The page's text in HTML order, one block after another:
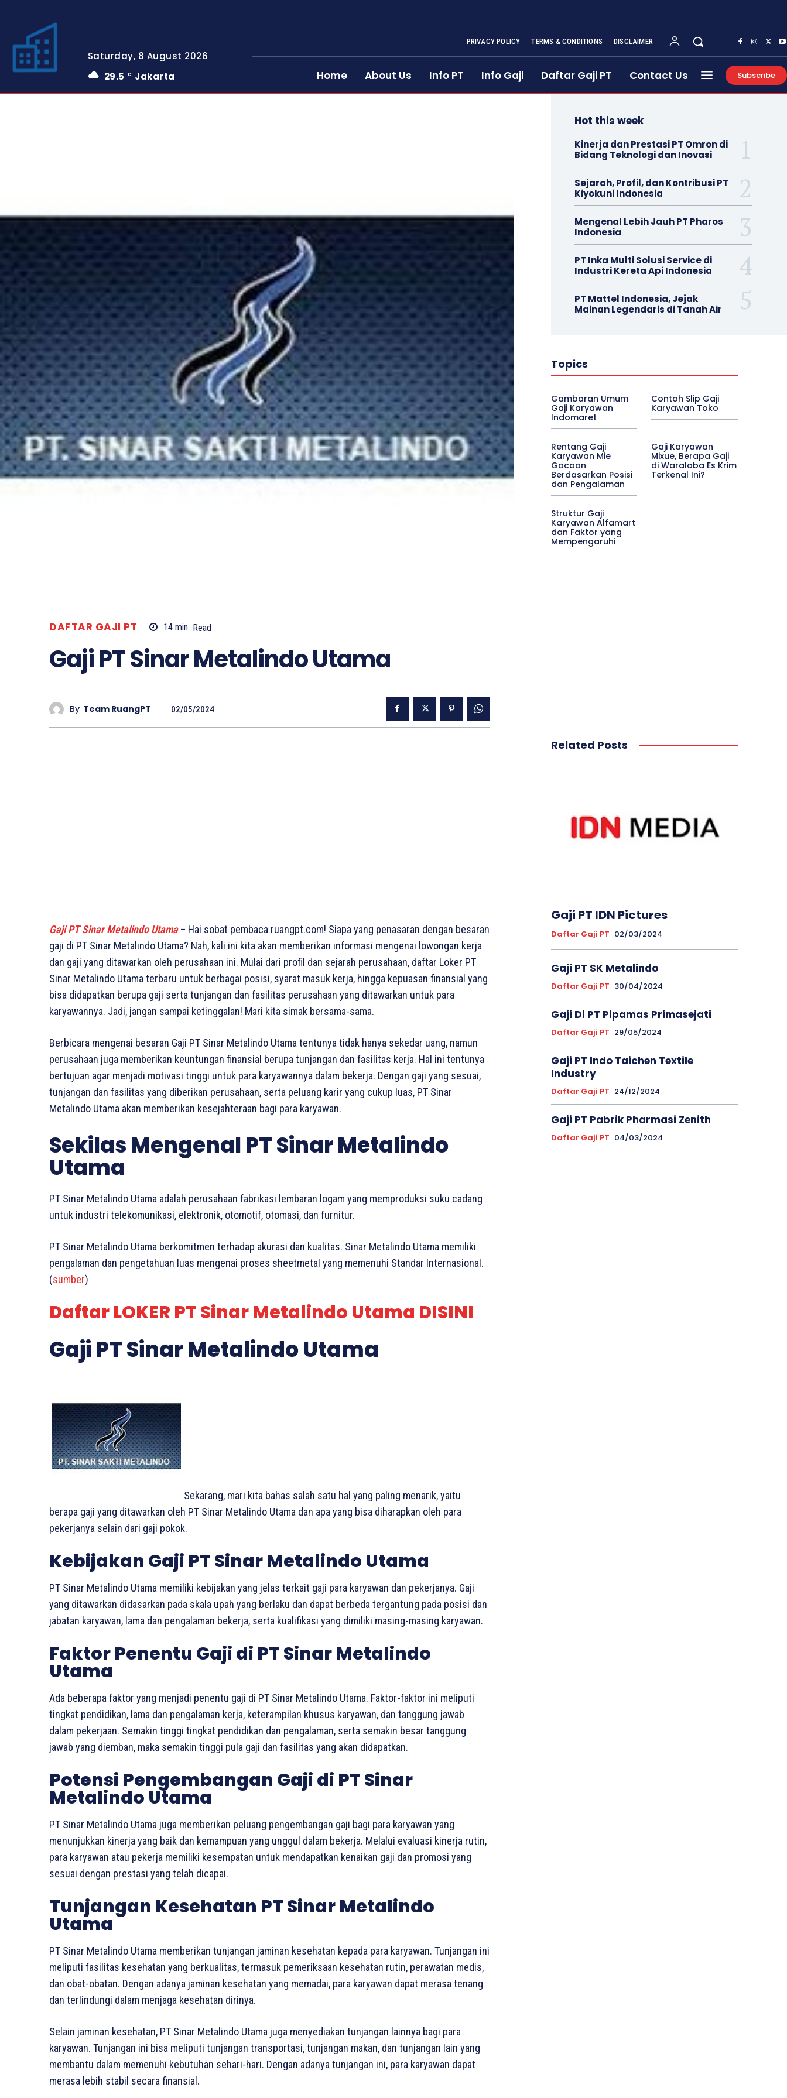
Saturday, 8 August 2026
29.5
C Jakarta
PRIVACY POLICY TERMS & CONDITIONS DISCLAIMER
Home About Us Info PT Info Gaji Daftar Gaji PT Contact Us Subscribe
DAFTAR GAJI PT 14 min. Read
Gaji PT Sinar Metalindo Utama
By Team RuangPT 02/05/2024
Gaji PT Sinar Metalindo Utama– Hai sobat pembaca ruangpt.com! Siapa yang penasaran dengan besaran
gaji di PT Sinar Metalindo Utama? Nah, kali ini kita akan memberikan informasi mengenai lowongan kerja
dan gaji yang ditawarkan oleh perusahaan ini. Mulai dari profil dan sejarah perusahaan, daftar Loker PT
Sinar Metalindo Utama terbaru untuk berbagai posisi, syarat masuk kerja, hingga kepuasan finansial yang
bisa didapatkan berupa gaji serta tunjangan dan fasilitas perusahaan yang ditawarkan untuk para
karyawannya. Jadi, jangan sampai ketinggalan! Mari kita simak bersama-sama.
Berbicara mengenai besaran Gaji PT Sinar Metalindo Utama tentunya tidak hanya sekedar uang, namun
perusahaan juga memberikan keuntungan finansial berupa tunjangan dan fasilitas kerja. Hal ini tentunya
bertujuan agar menjadi motivasi tinggi untuk para karyawannya dalam bekerja. Dengan gaji yang sesuai,
tunjangan dan fasilitas yang diberikan perusahaan, serta peluang karir yang cukup luas, PT Sinar
Metalindo Utama akan memberikan kesejahteraan bagi para karyawan.
Sekilas Mengenal PT Sinar Metalindo
Utama
PT Sinar Metalindo Utama adalah perusahaan fabrikasi lembaran logam yang memproduksi suku cadang
untuk industri telekomunikasi, elektronik, otomotif, otomasi, dan furnitur.
PT Sinar Metalindo Utama berkomitmen terhadap akurasi dan kualitas. Sinar Metalindo Utama memiliki
pengalaman dan pengetahuan luas mengenai proses sheetmetal yang memenuhi Standar Internasional.
(sumber)
Daftar LOKER PT Sinar Metalindo Utama DISINI
Gaji PT Sinar Metalindo Utama
Sekarang, mari kita bahas salah satu hal yang paling menarik, yaitu
berapa gaji yang ditawarkan oleh PT Sinar Metalindo Utama dan apa yang bisa diharapkan oleh para
pekerjanya selain dari gaji pokok.
Kebijakan Gaji PT Sinar Metalindo Utama
PT Sinar Metalindo Utama memiliki kebijakan yang jelas terkait gaji para karyawan dan pekerjanya. Gaji
yang ditawarkan didasarkan pada skala upah yang berlaku dan dapat berbeda tergantung pada posisi dan
jabatan karyawan, lama dan pengalaman bekerja, serta kualifikasi yang dimiliki masing-masing karyawan.
Faktor Penentu Gaji di PT Sinar Metalindo
Utama
Ada beberapa faktor yang menjadi penentu gaji di PT Sinar Metalindo Utama. Faktor-faktor ini meliputi
tingkat pendidikan, lama dan pengalaman kerja, keterampilan khusus karyawan, dan tanggung jawab
dalam pekerjaan. Semakin tinggi tingkat pendidikan dan pengalaman, serta semakin besar tanggung
jawab yang diemban, maka semakin tinggi pula gaji dan fasilitas yang akan didapatkan.
Potensi Pengembangan Gaji di PT Sinar
Metalindo Utama
PT Sinar Metalindo Utama juga memberikan peluang pengembangan gaji bagi para karyawan yang
menunjukkan kinerja yang baik dan kemampuan yang unggul dalam bekerja. Melalui evaluasi kinerja rutin,
para karyawan atau pekerja memiliki kesempatan untuk mendapatkan kenaikan gaji dan promosi yang
sesuai dengan prestasi yang telah dicapai.
Tunjangan Kesehatan PT Sinar Metalindo
Utama
PT Sinar Metalindo Utama memberikan tunjangan jaminan kesehatan kepada para karyawan. Tunjangan ini
meliputi fasilitas kesehatan yang berkualitas, termasuk pemeriksaan kesehatan rutin, perawatan medis,
dan obat-obatan. Dengan adanya jaminan kesehatan yang memadai, para karyawan dapat merasa tenang
dan terlindungi dalam menjaga kesehatan dirinya.
Selain jaminan kesehatan, PT Sinar Metalindo Utama juga menyediakan tunjangan lainnya bagi para
karyawan. Tunjangan ini bisa meliputi tunjangan transportasi, tunjangan makan, dan tunjangan lain yang
membantu dalam memenuhi kebutuhan sehari-hari. Dengan adanya tunjangan ini, para karyawan dapat
merasa lebih stabil secara finansial.
Hot this week
Kinerja dan Prestasi PT Omron di
Bidang Teknologi dan Inovasi
Sejarah, Profil, dan Kontribusi PT
Kiyokuni Indonesia
Mengenal Lebih Jauh PT Pharos
Indonesia
PT Inka Multi Solusi Service di
Industri Kereta Api Indonesia
PT Mattel Indonesia, Jejak
Mainan Legendaris di Tanah Air
Topics
Gambaran Umum
Gaji Karyawan
Indomaret
Contoh Slip Gaji
Karyawan Toko
Rentang Gaji
Karyawan Mie
Gacoan
Berdasarkan Posisi
dan Pengalaman
Gaji Karyawan
Mixue, Berapa Gaji
di Waralaba Es Krim
Terkenal Ini?
Struktur Gaji
Karyawan Alfamart
dan Faktor yang
Mempengaruhi
Related Posts
Gaji PT IDN Pictures
Daftar Gaji PT 02/03/2024
Gaji PT SK Metalindo
Daftar Gaji PT 30/04/2024
Gaji Di PT Pipamas Primasejati
Daftar Gaji PT 29/05/2024
Gaji PT Indo Taichen Textile
Industry
Daftar Gaji PT 24/12/2024
Gaji PT Pabrik Pharmasi Zenith
Daftar Gaji PT 04/03/2024